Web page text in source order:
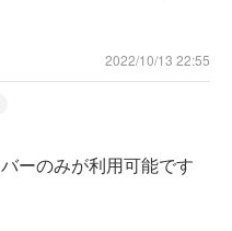
2022/10/13 22:55
ーのみが利用可能です